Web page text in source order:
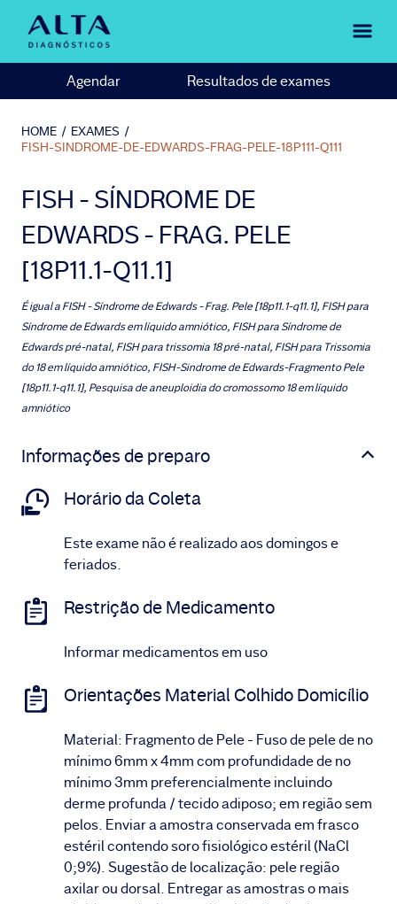
Agendar Resultados de exames
HOME / EXAMES /
FISH-SINDROME-DE-EDWARDS-FRAG-PELE-18P111-Q111
FISH - SÍNDROME DE
EDWARDS - FRAG. PELE
[18P11.1-Q11.1]
É igual aFISH - Síndrome de Edwards - Frag. Pele [18p11.1-q11.1], FISH para
Síndrome de Edwards em líquido amniótico, FISH para Síndrome de
Edwards pré-natal, FISH para trissomia 18 pré-natal, FISH para Trissomia
do 18 em líquido amniótico, FISH-Sindrome de Edwards-Fragmento Pele
[18p11.1-q11.1], Pesquisa de aneuploidia do cromossomo 18 em líquido
amniótico
Informações de preparo
Horário da Coleta
Este exame não é realizado aos domingos e
feriados.
Restrição de Medicamento
Informar medicamentos em uso
Orientações Material Colhido Domicílio
Material: Fragmento de Pele - Fuso de pele de no
mínimo 6mm x 4mm com profundidade de no
mínimo 3mm preferencialmente incluindo
derme profunda / tecido adiposo; em região sem
pelos. Enviar a amostra conservada em frasco
estéril contendo soro fisiológico estéril (NaCl
0;9%). Sugestão de localização: pele região
axilar ou dorsal. Entregar as amostras o mais